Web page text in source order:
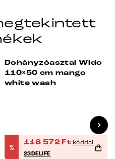
Bestseller -38%
Dohányzóasztal Wido
110×50 cm mango
white wash
%
118 572Ft kóddal
23DELIFE